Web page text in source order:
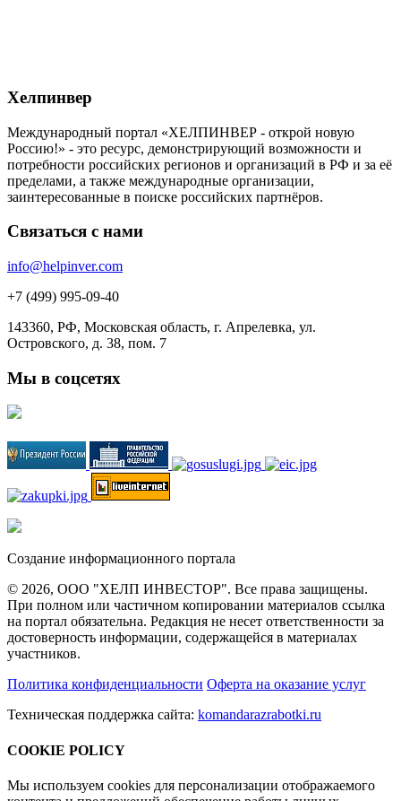
Хелпинвер
Международный портал «ХЕЛПИНВЕР - открой новую
Россию!» - это ресурс, демонстрирующий возможности и
потребности российских регионов и организаций в РФ и за её
пределами, а также международные организации,
заинтересованные в поиске российских партнёров.
Связаться с нами
info@helpinver.com
+7 (499) 995-09-40
143360, РФ, Московская область, г. Апрелевка, ул.
Островского, д. 38, пом. 7
Мы в соцсетях
Создание информационного портала
© 2026, ООО "ХЕЛП ИНВЕСТОР". Все права защищены.
При полном или частичном копировании материалов ссылка
на портал обязательна. Редакция не несет ответственности за
достоверность информации, содержащейся в материалах
участников.
Политика конфиденциальности Оферта на оказание услуг
Техническая поддержка сайта: komandarazrabotki.ru
COOKIE POLICY
Мы используем cookies для персонализации отображаемого